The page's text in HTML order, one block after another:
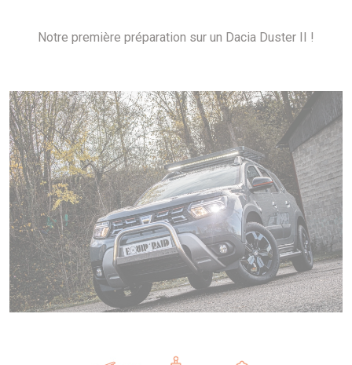
Notre première préparation sur un Dacia Duster II !